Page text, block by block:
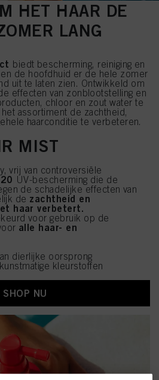
HET HAAR DE
LANG
biedt bescherming, reiniging en
de hoofdhuid er de hele zomer
uit te laten zien. Ontwikkeld om
effecten van zonblootstelling en
chloor en zout water te
assortiment de zachtheid,
haarconditie te verbeteren.
MIST
vrij van controversiële
UV-bescherming die de
de schadelijke effecten van
de zachtheid en
haar verbetert.
voor gebruik op de
alle haar- en
dierlijke oorsprong
kleurstoffen
SHOP NU